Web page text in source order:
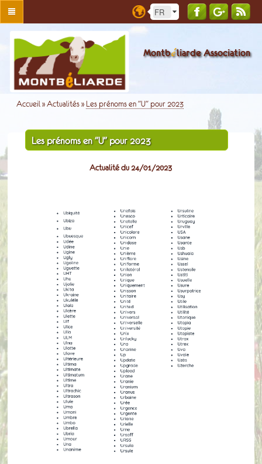
Montbéliarde Association
Accueil »Actualités » Les prénoms en "U" pour 2023
Les prénoms en "U" pour 2023
Actualité du 24/01/2023